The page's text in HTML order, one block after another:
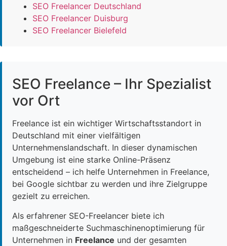
SEO Freelancer Deutschland
SEO Freelancer Duisburg
SEO Freelancer Bielefeld
SEO Freelance – Ihr Spezialist
vor Ort
Freelance ist ein wichtiger Wirtschaftsstandort in
Deutschland mit einer vielfältigen
Unternehmenslandschaft. In dieser dynamischen
Umgebung ist eine starke Online-Präsenz
entscheidend – ich helfe Unternehmen in Freelance,
bei Google sichtbar zu werden und ihre Zielgruppe
gezielt zu erreichen.
Als erfahrener SEO-Freelancer biete ich
maßgeschneiderte Suchmaschinenoptimierung für
Unternehmen in Freelance und der gesamten